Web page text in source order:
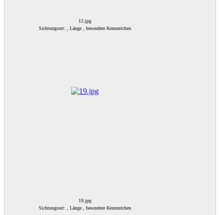
12.jpg
Sichtungsort: , Länge , besondere Kennzeichen
19.jpg
Sichtungsort: , Länge , besondere Kennzeichen